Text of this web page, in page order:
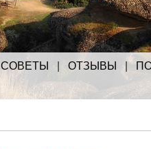
СОВЕТЫ ОТЗЫВЫ |